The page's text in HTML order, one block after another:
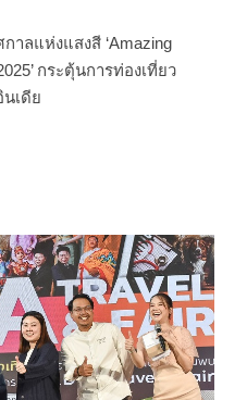
ลแห่งแสงสี ‘Amazing
กระตุ้นการท่องเที่ยว
เดีย